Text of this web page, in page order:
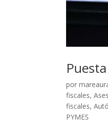
por
fiscales,
fiscales,
PYMES